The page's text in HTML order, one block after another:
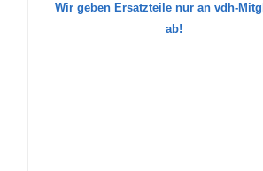
Wir geben Ersatzteile nur an vdh-
ab!